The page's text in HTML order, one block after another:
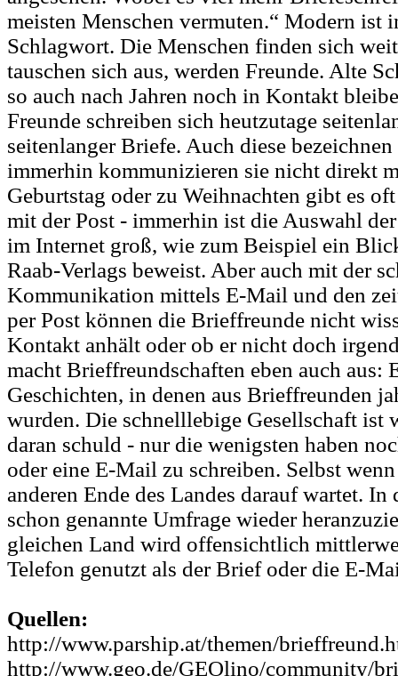
meisten Menschen vermuten.“ Modern ist
Schlagwort. Die Menschen finden sich
tauschen sich aus, werden Freunde. Alte
so auch nach Jahren noch in Kontakt
Freunde schreiben sich heutzutage
seitenlanger Briefe. Auch diese
immerhin kommunizieren sie nicht direkt
Geburtstag oder zu Weihnachten gibt es
mit der Post - immerhin ist die Auswahl
im Internet groß, wie zum Beispiel ein
Raab-Verlags beweist. Aber auch mit der
Kommunikation mittels E-Mail und den
per Post können die Brieffreunde nicht
Kontakt anhält oder ob er nicht doch
macht Brieffreundschaften eben auch aus:
Geschichten, in denen aus Brieffreunden
wurden. Die schnelllebige Gesellschaft ist
daran schuld - nur die wenigsten haben
oder eine E-Mail zu schreiben. Selbst
anderen Ende des Landes darauf wartet.
schon genannte Umfrage wieder
gleichen Land wird offensichtlich
Telefon genutzt als der Brief oder die E-
Quellen:
http://www.parship.at/themen/
http://www.geo.de/GEOlino/community/